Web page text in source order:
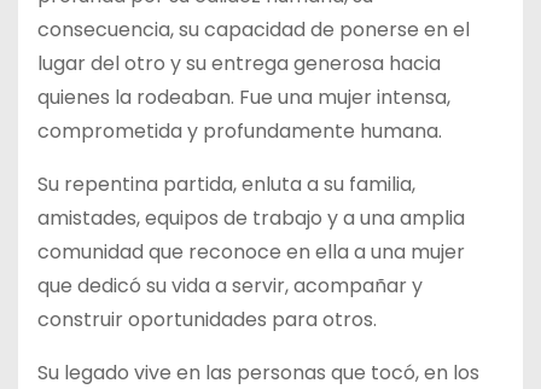
consecuencia, su capacidad de ponerse en el
lugar del otro y su entrega generosa hacia
quienes la rodeaban. Fue una mujer intensa,
comprometida y profundamente humana.
Su repentina partida, enluta a su familia,
amistades, equipos de trabajo y a una amplia
comunidad que reconoce en ella a una mujer
que dedicó su vida a servir, acompañar y
construir oportunidades para otros.
Su legado vive en las personas que tocó, en los